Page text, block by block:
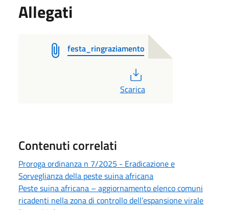
Allegati
festa_ringraziamento
Scarica
Contenuti correlati
Proroga ordinanza n 7/2025 - Eradicazione e
Sorveglianza della peste suina africana
Peste suina africana – aggiornamento elenco comuni
ricadenti nella zona di controllo dell’espansione virale